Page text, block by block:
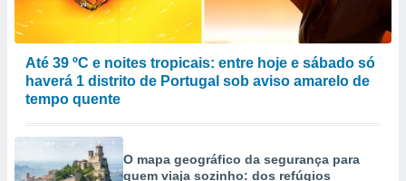
Até 39 ºC e noites tropicais: entre hoje e sábado só
haverá 1 distrito de Portugal sob aviso amarelo de
tempo quente
O mapa geográfico da segurança para
quem viaja sozinho: dos refúgios